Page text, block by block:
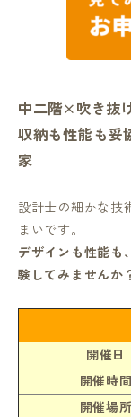
中二階×吹き抜
収納も性能も妥
家
設計士の細かな技
まいです。
デザインも性能も
験してみませんか
開催日
開催時間
開催場所